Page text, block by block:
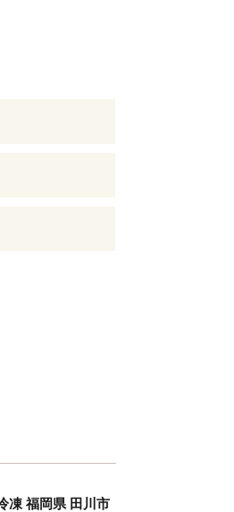
凍 福岡県 田川市